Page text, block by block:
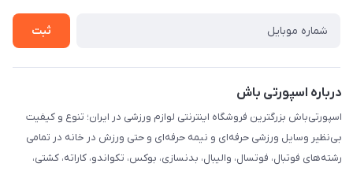
شرایط بازگردانی کالا
ثبت
درباره اسپورتی باش
اسپورتی‌باش بزرگترین فروشگاه اینترنتی لوازم ورزشی در ایران؛ تنوع و کیفیت
بی‌نظیر وسایل ورزشی حرفه‌ای و نیمه حرفه‌ای و حتی ورزش در خانه در تمامی
رشته‌های فوتبال، فوتسال، والیبال، بدنسازی، بوکس، تکواندو، کاراته، کشتی،